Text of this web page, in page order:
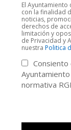
El
con la finalidad
noticias,
derechos de
limitación y
de Privacidad y
nuestra Politica
normativa